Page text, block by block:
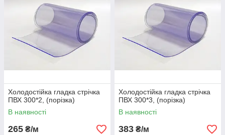
Холодостійка гладка стрічка
ПВХ 300*2, (порізка)
В наявності
265 ₴/м
Холодостійка гладка стрічка
ПВХ 300*3, (порізка)
В наявності
383 ₴/м